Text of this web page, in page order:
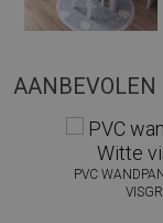
AANBEVOLEN
PVC